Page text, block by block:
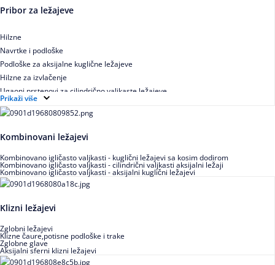
Pribor za ležajeve
Hilzne
Navrtke i podloške
Podloške za aksijalne kuglične ležajeve
Hilzne za izvlačenje
Ugaoni prstenovi za cilindrično valjkaste ležajeve
Prikaži više
Kombinovani ležajevi
Kombinovano igličasto valjkasti - kuglični ležajevi sa kosim dodirom
Kombinovano igličasto valjkasti - cilindrični valjkasti aksijalni ležaji
Kombinovano igličasto valjkasti - aksijalni kuglični ležajevi
Klizni ležajevi
Zglobni ležajevi
Klizne čaure,potisne podloške i trake
Zglobne glave
Aksijalni sferni klizni ležajevi